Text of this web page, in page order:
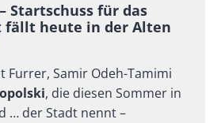
Startschuss für das
fällt heute in der Alten
Furrer, Samir Odeh-Tamimi
, die diesen Sommer in
… der Stadt nennt –